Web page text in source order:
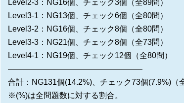
Level2-3：NG16個、チェック3個（全89問）
Level3-1：NG13個、チェック6個（全80問）
Level3-2：NG16個、チェック8個（全80問）
Level3-3：NG21個、チェック8個（全73問）
Level4-1：NG19個、チェック12個（全80問）
—————————————————
合計：NG131個(14.2%)、チェック73個(7.9%)（
※(%)は全問題数に対する割合。